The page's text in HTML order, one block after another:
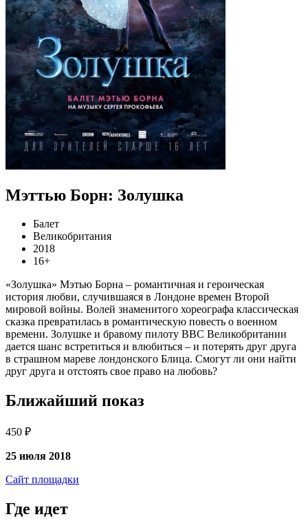
Мэттью Борн: Золушка
Балет
Великобритания
2018
16+
«Золушка» Мэтью Борна – романтичная и героическая
история любви, случившаяся в Лондоне времен Второй
мировой войны. Волей знаменитого хореографа классическая
сказка превратилась в романтическую повесть о военном
времени. Золушке и бравому пилоту ВВС Великобритании
дается шанс встретиться и влюбиться – и потерять друг друга
в страшном мареве лондонского Блица. Смогут ли они найти
друг друга и отстоять свое право на любовь?
Ближайший показ
450 ₽
25 июля 2018
Сайт площадки
Где идет